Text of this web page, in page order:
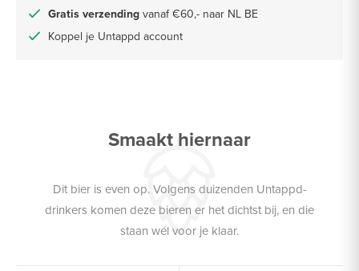
Gratis verzending vanaf €60,- naar NL BE
Koppel je Untappd account
Smaakt hiernaar
Dit bier is even op. Volgens duizenden Untappd-
drinkers komen deze bieren er het dichtst bij, en die
staan wél voor je klaar.